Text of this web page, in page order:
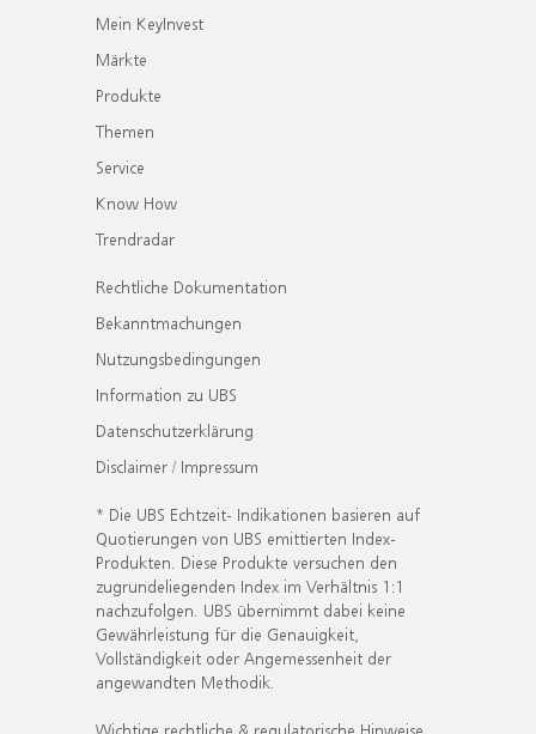
Mein KeyInvest
Märkte
Produkte
Themen
Service
Know How
Trendradar
Rechtliche Dokumentation
Bekanntmachungen
Nutzungsbedingungen
Information zu UBS
Datenschutzerklärung
Disclaimer / Impressum
* Die UBS Echtzeit- Indikationen basieren auf
Quotierungen von UBS emittierten Index-
Produkten. Diese Produkte versuchen den
zugrundeliegenden Index im Verhältnis 1:1
nachzufolgen. UBS übernimmt dabei keine
Gewährleistung für die Genauigkeit,
Vollständigkeit oder Angemessenheit der
angewandten Methodik.